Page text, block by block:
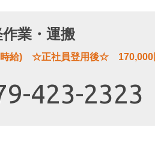
業・運搬
給) ☆正社員登用後☆ 170,000
423-2323